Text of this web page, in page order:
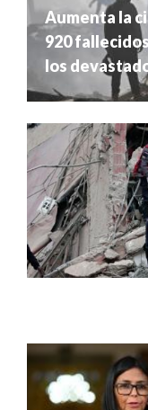
Aumenta la
920
los